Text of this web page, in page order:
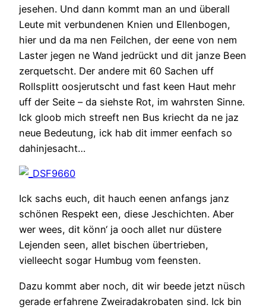
jesehen. Und dann kommt man an und überall
Leute mit verbundenen Knien und Ellenbogen,
hier und da ma nen Feilchen, der eene von nem
Laster jegen ne Wand jedrückt und dit janze Been
zerquetscht. Der andere mit 60 Sachen uff
Rollsplitt oosjerutscht und fast keen Haut mehr
uff der Seite – da siehste Rot, im wahrsten Sinne.
Ick gloob mich streeft nen Bus kriecht da ne jaz
neue Bedeutung, ick hab dit immer eenfach so
dahinjesacht…
Ick sachs euch, dit hauch eenen anfangs janz
schönen Respekt een, diese Jeschichten. Aber
wer wees, dit könn‘ ja ooch allet nur düstere
Lejenden seen, allet bischen übertrieben,
vielleecht sogar Humbug vom feensten.
Dazu kommt aber noch, dit wir beede jetzt nüsch
gerade erfahrene Zweiradakrobaten sind. Ick bin